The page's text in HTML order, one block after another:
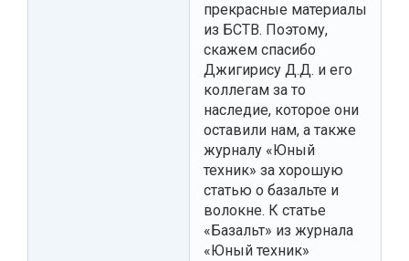
прекрасные материалы
из БСТВ. Поэтому,
скажем спасибо
Джигирису Д.Д. и его
коллегам за то
наследие, которое они
оставили нам, а также
журналу «Юный
техник» за хорошую
статью о базальте и
волокне. К статье
«Базальт» из журнала
«Юный техник»